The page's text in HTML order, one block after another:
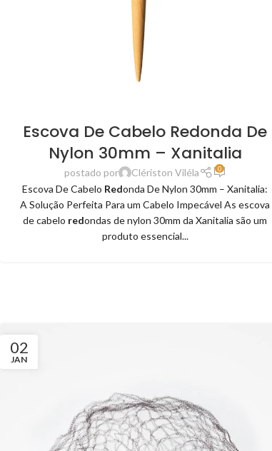
Escova De Cabelo Redonda De
Nylon 30mm – Xanitalia
postado por Clériston Viléla 0
Escova De Cabelo Redonda De Nylon 30mm – Xanitalia:
A Solução Perfeita Para um Cabelo Impecável As escova
de cabelo redondas de nylon 30mm da Xanitalia são um
produto essencial...
02
JAN